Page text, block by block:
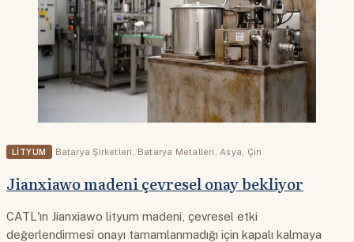
LITYUM Batarya Şirketleri Batarya Metalleri Asya Çin
Jianxiawo madeni çevresel onay bekliyor
CATL'ın Jianxiawo lityum madeni, çevresel etki
değerlendirmesi onayı tamamlanmadığı için kapalı kalmaya